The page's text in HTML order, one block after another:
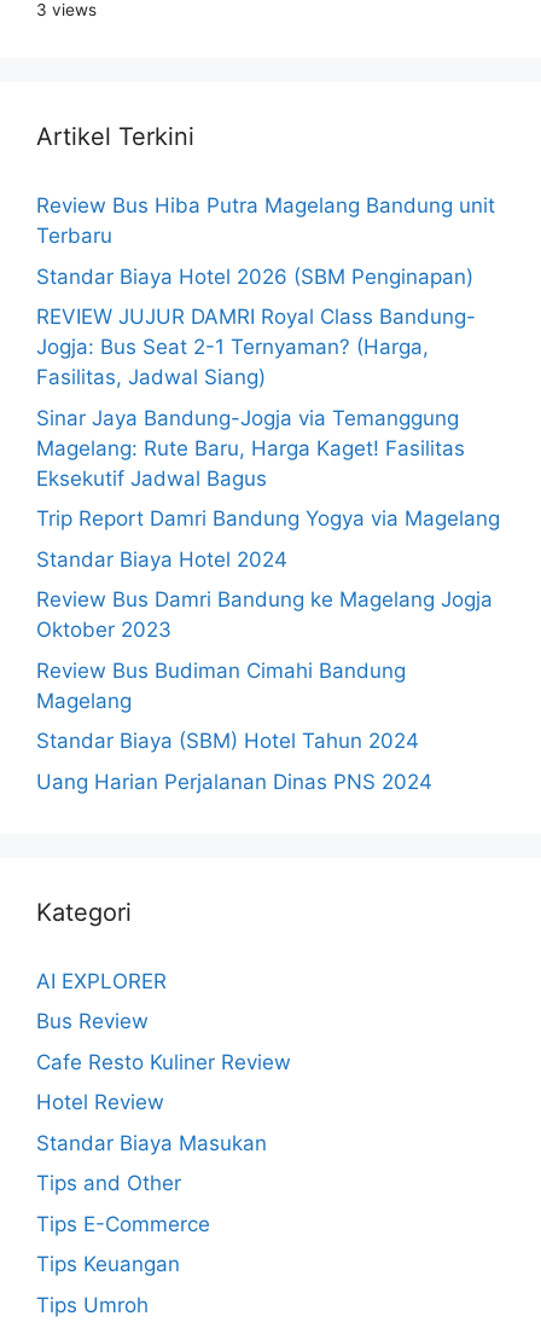
3 views
Artikel Terkini
Review Bus Hiba Putra Magelang Bandung unit
Terbaru
Standar Biaya Hotel 2026 (SBM Penginapan)
REVIEW JUJUR DAMRI Royal Class Bandung-
Jogja: Bus Seat 2-1 Ternyaman? (Harga,
Fasilitas, Jadwal Siang)
Sinar Jaya Bandung-Jogja via Temanggung
Magelang: Rute Baru, Harga Kaget! Fasilitas
Eksekutif Jadwal Bagus
Trip Report Damri Bandung Yogya via Magelang
Standar Biaya Hotel 2024
Review Bus Damri Bandung ke Magelang Jogja
Oktober 2023
Review Bus Budiman Cimahi Bandung
Magelang
Standar Biaya (SBM) Hotel Tahun 2024
Uang Harian Perjalanan Dinas PNS 2024
Kategori
AI EXPLORER
Bus Review
Cafe Resto Kuliner Review
Hotel Review
Standar Biaya Masukan
Tips and Other
Tips E-Commerce
Tips Keuangan
Tips Umroh